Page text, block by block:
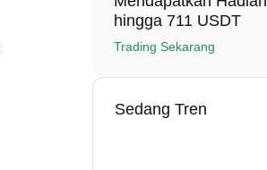
hingga 711 USDT
Trading Sekarang
Sedang Tren